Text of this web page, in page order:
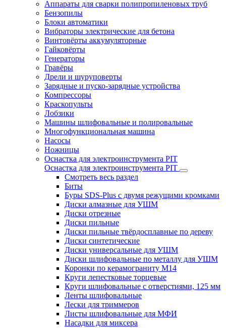
Аппараты для сварки полипропиленовых труб
Бензопилы
Блоки автоматики
Вибраторы электрические для бетона
Винтовёрты аккумуляторные
Гайковёрты
Генераторы
Гравёры
Дрели и шуруповерты
Зарядные и пуско-зарядные устройства
Компрессоры
Краскопульты
Лобзики
Машины шлифовальные и полировальные
Многофункциональная машина
Насосы
Ножницы
Оснастка для электроинструмента PIT
Оснастка для электроинструмента PIT
Смотреть весь раздел
Биты
Буры SDS-Plus c двумя режущими кромками
Диски алмазные для УШМ
Диски отрезные
Диски пильные
Диски пильные твёрдосплавные по дереву
Диски синтетические
Диски универсальные для УШМ
Диски шлифовальные по металлу для УШМ
Коронки по керамограниту M14
Круги лепестковые торцевые
Круги шлифовальные с отверстиями, 125 мм
Ленты шлифовальные
Лески для триммеров
Листы шлифовальные для МФИ
Насадки для миксера